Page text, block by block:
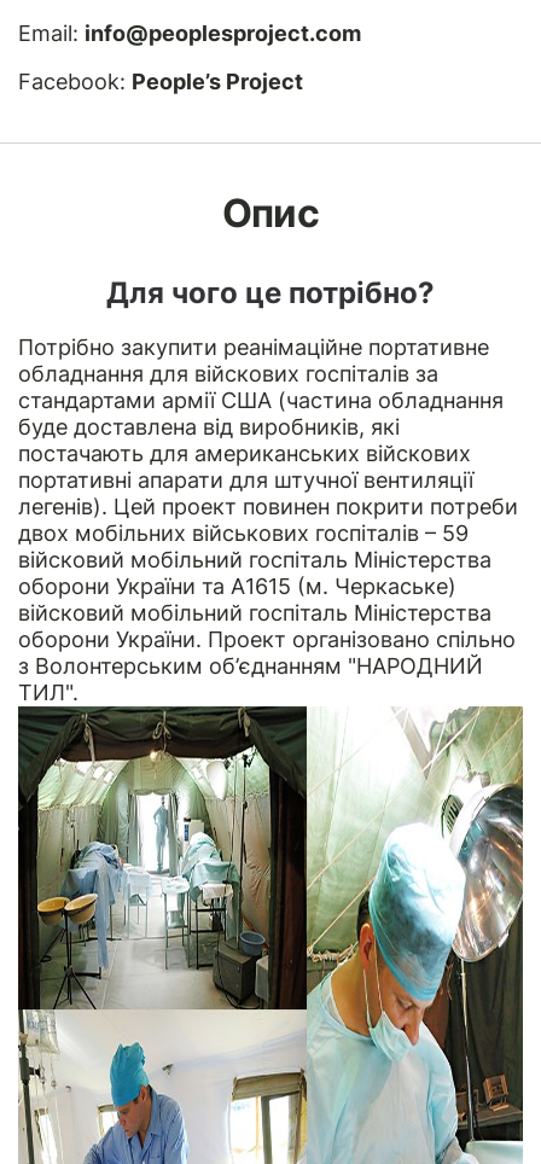
Email: info@peoplesproject.com
Facebook: People’s Project
Опис
Для чого це потрібно?
Потрібно закупити реанімаційне портативне
обладнання для війскових госпіталів за
стандартами армії США (частина обладнання
буде доставлена від виробників, які
постачають для американських війскових
портативні апарати для штучної вентиляції
легенів). Цей проект повинен покрити потреби
двох мобільних військових госпіталів – 59
війсковий мобільний госпіталь Міністерства
оборони України та А1615 (м. Черкаське)
війсковий мобільний госпіталь Міністерства
оборони України. Проект організовано спільно
з Волонтерським об’єднанням "НАРОДНИЙ
ТИЛ".